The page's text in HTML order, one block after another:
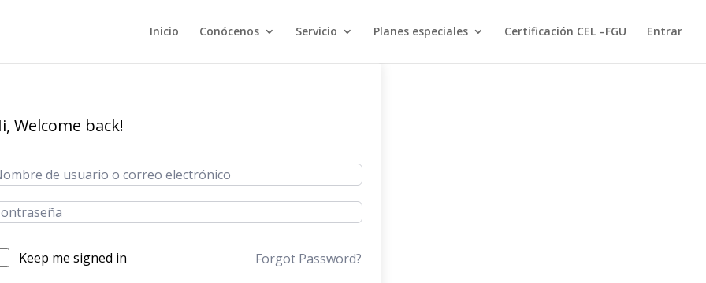
Inicio Conócenos Servicio Planes especiales Certificación CEL –FGU Entrar
Welcome back!
Keep me signed in Forgot Password?